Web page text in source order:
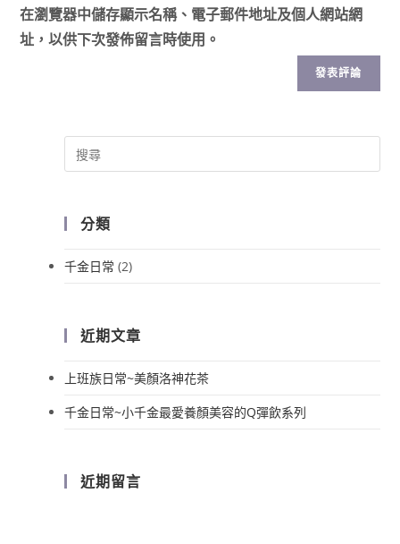
在瀏覽器中儲存顯示名稱、電子郵件地址及個人網站網
址，以供下次發佈留言時使用。
分類
千金日常 (2)
近期文章
上班族日常~美顏洛神花茶
千金日常~小千金最愛養顏美容的Q彈飲系列
近期留言